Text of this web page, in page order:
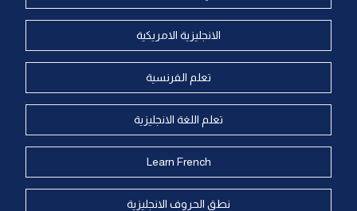
الانجليزية الامريكية
تعلم الفرنسية
تعلم اللغة الانجليزية
Learn French
نطق الحروف الانجليزية